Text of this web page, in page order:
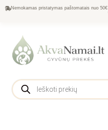
Nemokamas pristatymas paštomatais nuo 50€